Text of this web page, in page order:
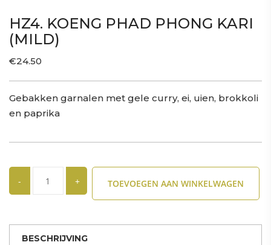
HZ4. KOENG PHAD PHONG KARI
(MILD)
€24.50
Gebakken garnalen met gele curry, ei, uien, brokkoli
en paprika
TOEVOEGEN AAN WINKELWAGEN
BESCHRIJVING